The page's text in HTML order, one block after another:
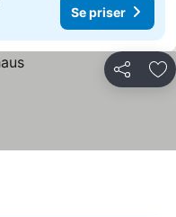
Se priser
Dela